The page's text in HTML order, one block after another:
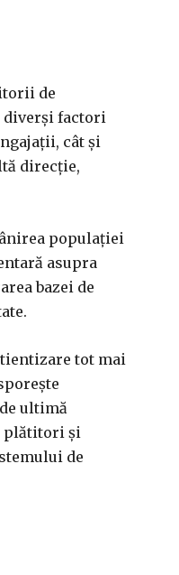
de
diverși factori
cât și
direcție,
populației
asupra
bazei de
tot mai
ultimă
plătitori și
de